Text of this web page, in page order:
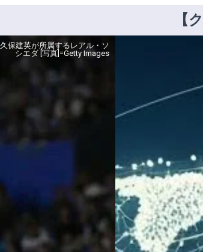
【
久保建英が所属するレアル・ソ
シエダ [写真]=Getty Images